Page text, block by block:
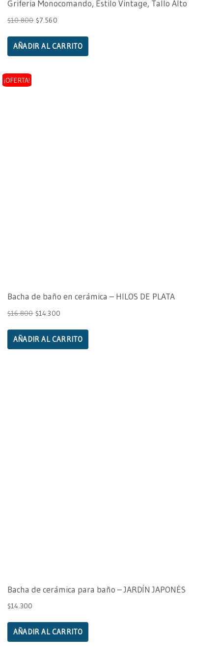
Griferia Monocomando, Estilo Vintage, Tallo Alto
$10.800 $7.560
AÑADIR AL CARRITO
¡OFERTA!
Bacha de baño en cerámica – HILOS DE PLATA
$16.800 $14.300
AÑADIR AL CARRITO
Bacha de cerámica para baño – JARDÍN JAPONÉS
$14.300
AÑADIR AL CARRITO